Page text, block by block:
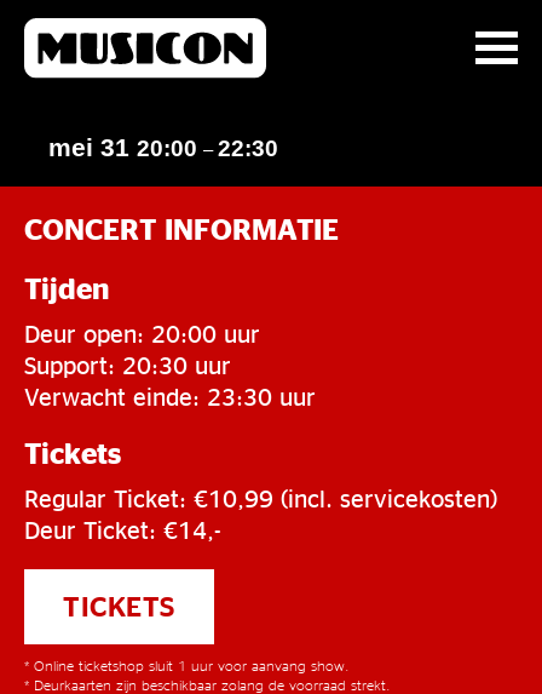
mei 31 20:00 –22:30
CONCERT INFORMATIE
Tijden
Deur open: 20:00 uur
Support: 20:30 uur
Verwacht einde: 23:30 uur
Tickets
Regular Ticket: €10,99 (incl. servicekosten)
Deur Ticket: €14,-
TICKETS
* Online ticketshop sluit 1 uur voor aanvang show.
* Deurkaarten zijn beschikbaar zolang de voorraad strekt.